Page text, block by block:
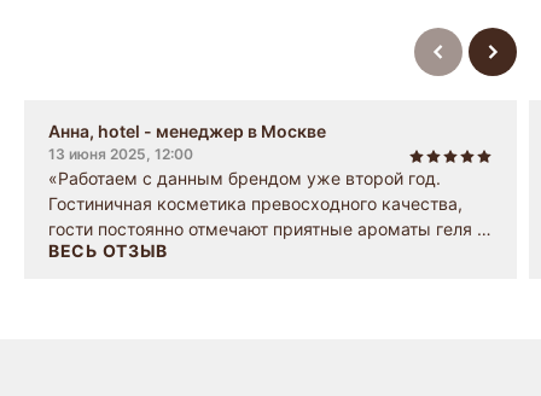
Отзывы
Анна, hotel - менеджер в Москве
13 июня 2025, 12:00
«Работаем с данным брендом уже второй год.
Гостиничная косметика превосходного качества,
гости постоянно отмечают приятные ароматы геля и
мыла. Заказ оформляется быстро, доставка точно в
ВЕСЬ ОТЗЫВ